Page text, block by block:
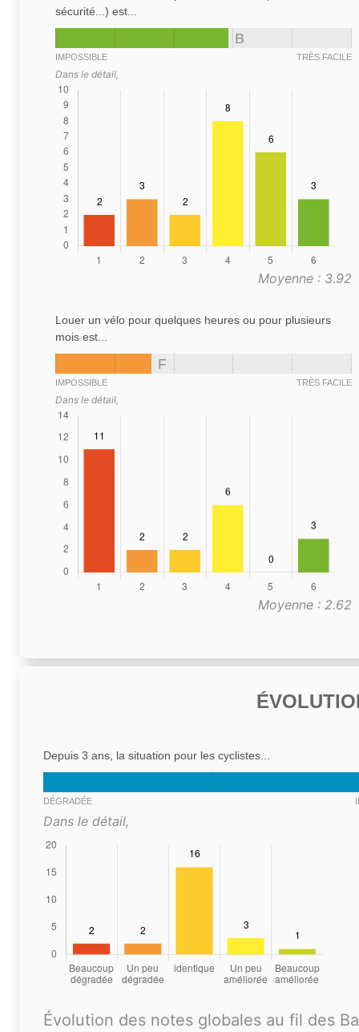
sécurité...) est...
B
IMPOSSIBLE TRÈS FACILE
Dans le détail,
Moyenne : 3.92
Louer un vélo pour quelques heures ou pour plusieurs
mois est...
F
IMPOSSIBLE TRÈS FACILE
Dans le détail,
Moyenne : 2.62
Depuis 3 ans, la situation pour les cyclistes...
DÉGRADÉE
Dans le détail,
Évolution des notes globales au fil des